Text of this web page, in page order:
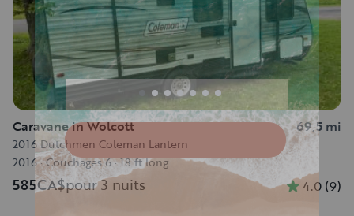
Caravane in Wolcott 69,5 mi
2016 Dutchmen Coleman Lantern
2016·Couchages 6·18 ft long
585CA$pour 3 nuits 4.0 (9)